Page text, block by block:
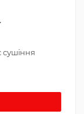
сушіння